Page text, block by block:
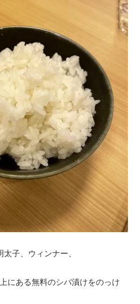
子、ウィンナー、
にある無料のシバ漬けをのっけ